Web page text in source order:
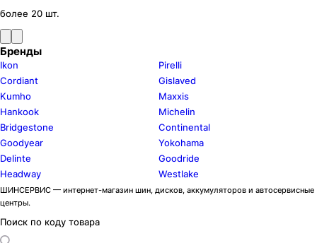
более 20 шт.
Бренды
Ikon
Pirelli
Cordiant
Gislaved
Kumho
Maxxis
Hankook
Michelin
Bridgestone
Continental
Goodyear
Yokohama
Delinte
Goodride
Headway
Westlake
ШИНСЕРВИС — интернет-магазин шин, дисков, аккумуляторов и автосервисные
центры.
Поиск по коду товара